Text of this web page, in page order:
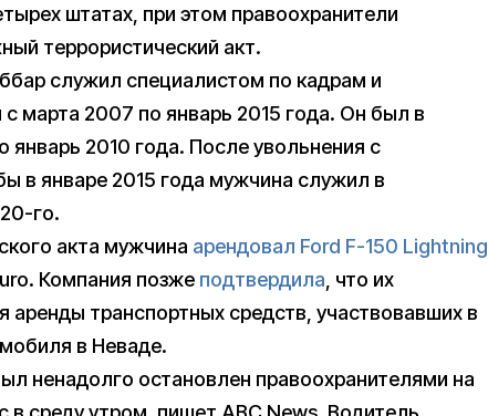
штатах, при этом правоохранители
террористический акт.
служил специалистом по кадрам и
марта 2007 по январь 2015 года. Он был в
2010 года. После увольнения с
в январе 2015 года мужчина служил в
го.
акта мужчина арендовал Ford F-150 Lightning
Компания позже подтвердила , что их
транспортных средств, участвовавших в
в Неваде.
ненадолго остановлен правоохранителями на